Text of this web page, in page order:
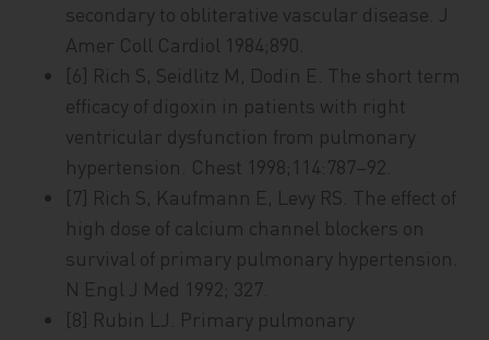
secondary to obliterative vascular disease. J
Amer Coll Cardiol 1984;890.
[6] Rich S, Seidlitz M, Dodin E. The short term
efficacy of digoxin in patients with right
ventricular dysfunction from pulmonary
hypertension. Chest 1998;114:787–92.
[7] Rich S, Kaufmann E, Levy RS. The effect of
high dose of calcium channel blockers on
survival of primary pulmonary hypertension.
N Engl J Med 1992; 327.
[8] Rubin LJ. Primary pulmonary